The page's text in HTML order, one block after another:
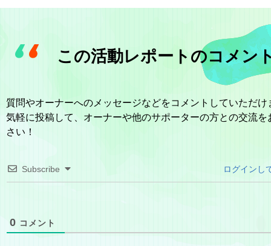
この活動レポートのコメン
質問やオーナーへのメッセージなどをコメントしていただけ
気軽に投稿して、オーナーや他のサポーターの方との交流を
さい！
Subscribe ログインし
0 コメント